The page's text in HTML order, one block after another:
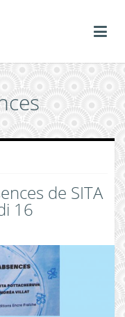
de SITA
16